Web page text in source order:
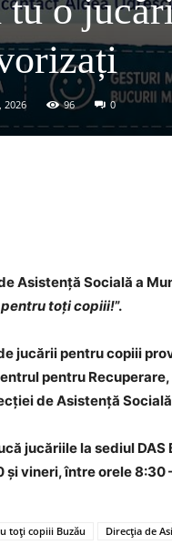
tu o
2026 96 0
Asistență Socială a
pentru toți copiii!”.
jucării pentru copiii
pentru
de Asistență
jucăriile la sediul
și vineri, între orele 8:30
toți copiii Buzău Direcția de